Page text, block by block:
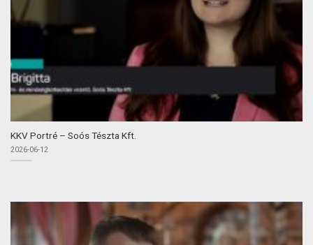
KKV Portré – Soós Tészta Kft.
2026-06-12